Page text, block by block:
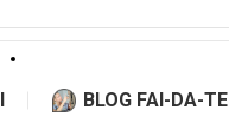
BLOG FAI-DA-TE